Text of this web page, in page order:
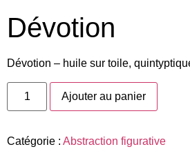
Dévotion
Dévotion – huile sur toile,
Ajouter au panier
Catégorie : Abstraction figurative